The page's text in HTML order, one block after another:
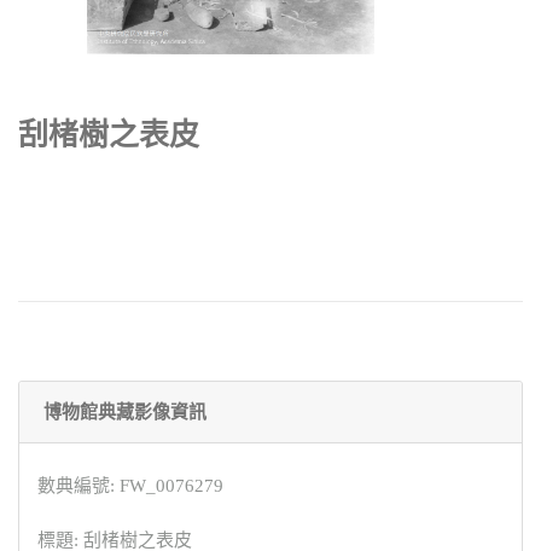
刮楮樹之表皮
博物館典藏影像資訊
數典編號: FW_0076279
標題: 刮楮樹之表皮